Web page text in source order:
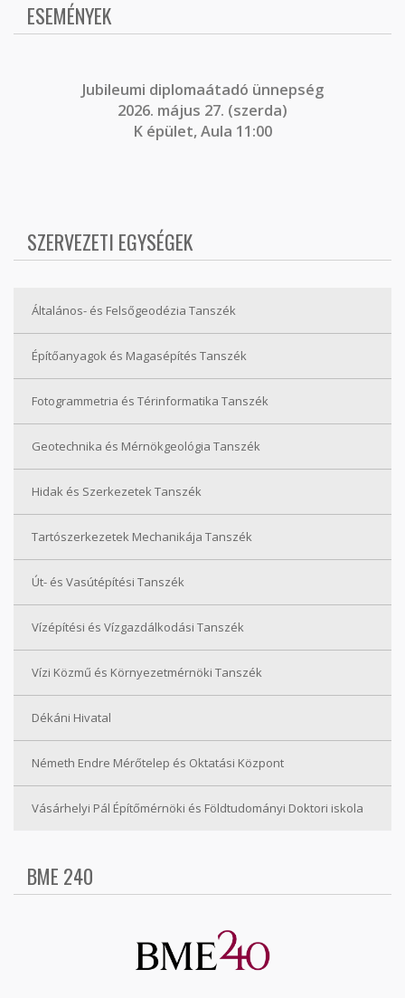
ESEMÉNYEK
Jubileumi diplomaátadó ünnepség
2026. május 27. (szerda)
K épület, Aula 11:00
SZERVEZETI EGYSÉGEK
Általános- és Felsőgeodézia Tanszék
Építőanyagok és Magasépítés Tanszék
Fotogrammetria és Térinformatika Tanszék
Geotechnika és Mérnökgeológia Tanszék
Hidak és Szerkezetek Tanszék
Tartószerkezetek Mechanikája Tanszék
Út- és Vasútépítési Tanszék
Vízépítési és Vízgazdálkodási Tanszék
Vízi Közmű és Környezetmérnöki Tanszék
Dékáni Hivatal
Németh Endre Mérőtelep és Oktatási Központ
Vásárhelyi Pál Építőmérnöki és Földtudományi Doktori iskola
BME 240